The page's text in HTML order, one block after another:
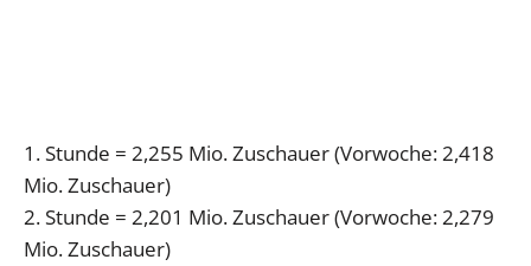
1. Stunde = 2,255 Mio. Zuschauer (Vorwoche: 2,418
Mio. Zuschauer)
2. Stunde = 2,201 Mio. Zuschauer (Vorwoche: 2,279
Mio. Zuschauer)